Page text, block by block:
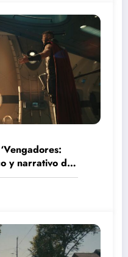
y narrativo del